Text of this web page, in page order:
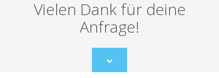
Vielen Dank für deine
Anfrage!
Scroll
to